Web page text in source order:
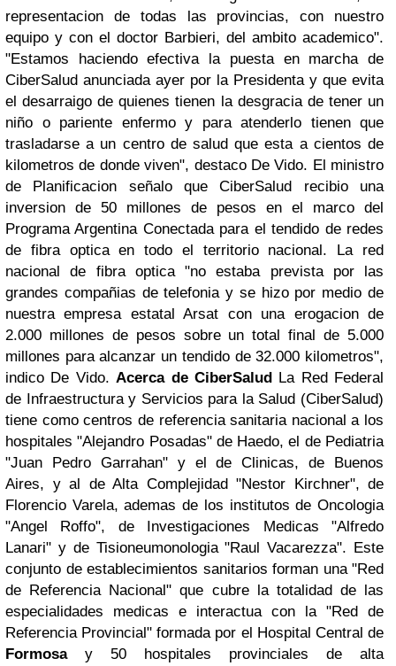
representacion de todas las provincias, con nuestro
equipo y con el doctor Barbieri, del ambito academico".
"Estamos haciendo efectiva la puesta en marcha de
CiberSalud anunciada ayer por la Presidenta y que evita
el desarraigo de quienes tienen la desgracia de tener un
niño o pariente enfermo y para atenderlo tienen que
trasladarse a un centro de salud que esta a cientos de
kilometros de donde viven", destaco De Vido. El ministro
de Planificacion señalo que CiberSalud recibio una
inversion de 50 millones de pesos en el marco del
Programa Argentina Conectada para el tendido de redes
de fibra optica en todo el territorio nacional.
La red
nacional de fibra optica "no estaba prevista por las
grandes compañias de telefonia y se hizo por medio de
nuestra empresa estatal Arsat con una erogacion de
2.000 millones de pesos sobre un total final de 5.000
millones para alcanzar un tendido de 32.000 kilometros",
indico De Vido. Acerca de CiberSalud
La Red Federal
de Infraestructura y Servicios para la Salud (CiberSalud)
tiene como centros de referencia sanitaria nacional a los
hospitales "Alejandro Posadas" de Haedo, el de Pediatria
"Juan Pedro Garrahan" y el de Clinicas, de Buenos
Aires, y al de Alta Complejidad "Nestor Kirchner", de
Florencio Varela, ademas de los institutos de Oncologia
"Angel Roffo", de Investigaciones Medicas "Alfredo
Lanari" y de Tisioneumonologia "Raul Vacarezza". Este
conjunto de establecimientos sanitarios forman una "Red
de Referencia Nacional" que cubre la totalidad de las
especialidades medicas e interactua con la "Red de
Referencia Provincial" formada por el Hospital Central de
Formosay 50 hospitales provinciales de alta